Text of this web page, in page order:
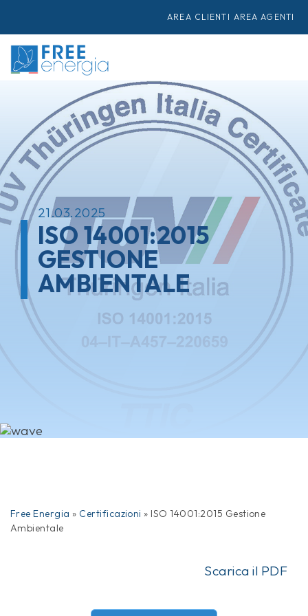
AREA CLIENTI AREA AGENTI
21.03.2025
ISO 14001:2015
GESTIONE
AMBIENTALE
Free Energia » Certificazioni » ISO 14001:2015 Gestione
Ambientale
Scarica il PDF